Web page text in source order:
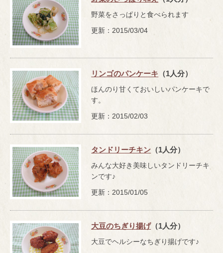
野菜をさっぱりと食べられます
更新：2015/03/04
リンゴのパンケーキ （1人分）
ほんのり甘くておいしいパンケーキで
す。
更新：2015/02/03
タンドリーチキン （1人分）
みんな大好き美味しいタンドリーチキ
ンです♪
更新：2015/01/05
大豆のちぎり揚げ（1人分）
大豆でヘルシーなちぎり揚げです♪